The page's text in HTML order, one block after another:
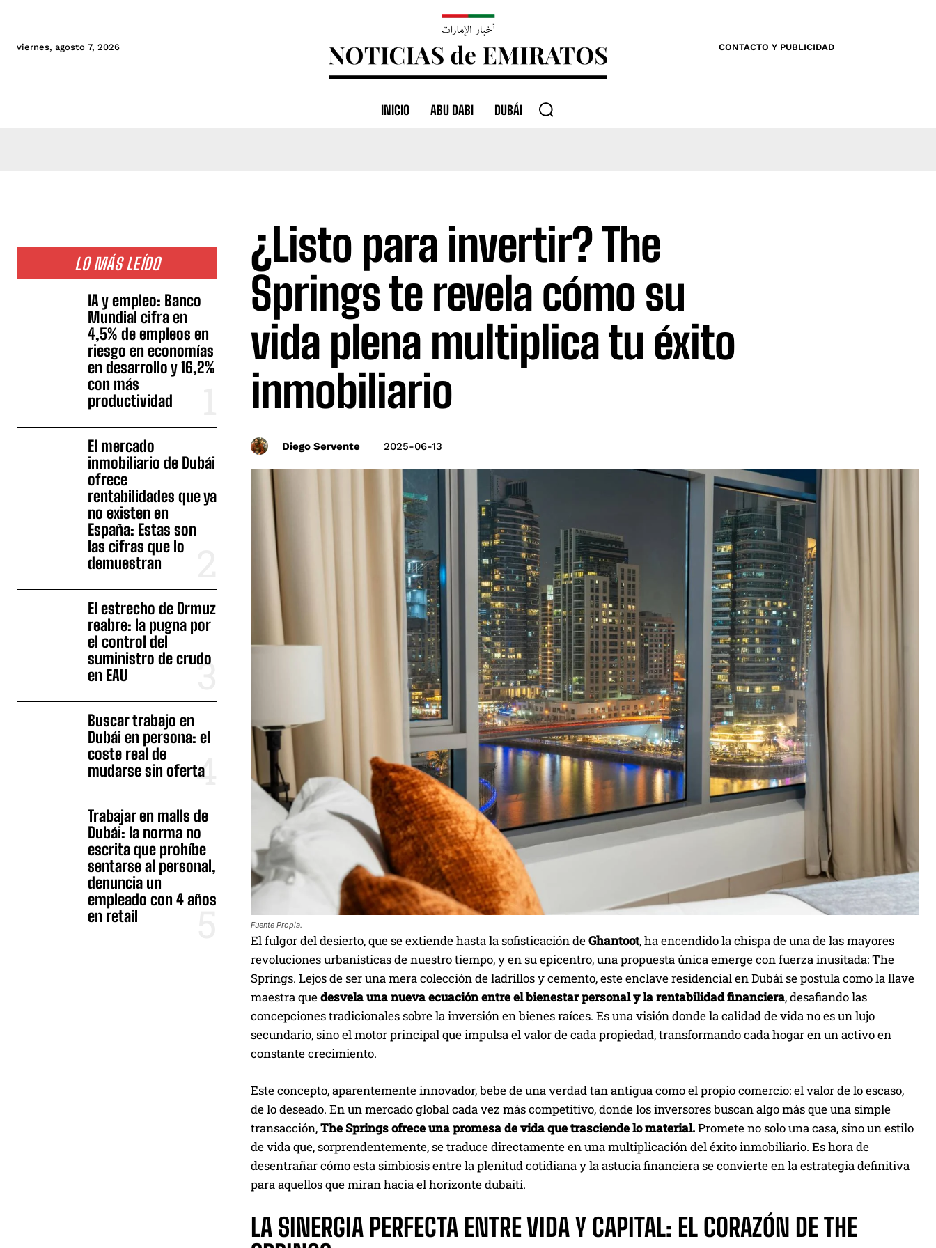
viernes, agosto 7, 2026 CONTACTO Y PUBLICIDAD
INICIO ABU DABI DUBÁI
LO MÁS LEÍDO
IA y empleo: Banco
Mundial cifra en
4,5% de empleos en
riesgo en economías
en desarrollo y 16,2%
con más
productividad
El mercado
inmobiliario de Dubái
ofrece
rentabilidades que ya
no existen en
España: Estas son
las cifras que lo
demuestran
El estrecho de Ormuz
reabre: la pugna por
el control del
suministro de crudo
en EAU
Buscar trabajo en
Dubái en persona: el
coste real de
mudarse sin oferta
Trabajar en malls de
Dubái: la norma no
escrita que prohíbe
sentarse al personal,
denuncia un
empleado con 4 años
en retail
¿Listo para invertir? The
Springs te revela cómo su
vida plena multiplica tu éxito
inmobiliario
Diego Servente 2025-06-13
Fuente Propia.
El fulgor del desierto, que se extiende hasta la sofisticación deGhantoot, ha encendido la chispa de una de las mayores
revoluciones urbanísticas de nuestro tiempo, y en su epicentro, una propuesta única emerge con fuerza inusitada: The
Springs. Lejos de ser una mera colección de ladrillos y cemento, este enclave residencial en Dubái se postula como la llave
maestra quedesvela una nueva ecuación entre el bienestar personal y la rentabilidad financiera, desafiando las
concepciones tradicionales sobre la inversión en bienes raíces. Es una visión donde la calidad de vida no es un lujo
secundario, sino el motor principal que impulsa el valor de cada propiedad, transformando cada hogar en un activo en
constante crecimiento.
Este concepto, aparentemente innovador, bebe de una verdad tan antigua como el propio comercio: el valor de lo escaso,
de lo deseado. En un mercado global cada vez más competitivo, donde los inversores buscan algo más que una simple
transacción,The Springs ofrece una promesa de vida que trasciende lo material.Promete no solo una casa, sino un estilo
de vida que, sorprendentemente, se traduce directamente en una multiplicación del éxito inmobiliario. Es hora de
desentrañar cómo esta simbiosis entre la plenitud cotidiana y la astucia financiera se convierte en la estrategia definitiva
para aquellos que miran hacia el horizonte dubaití.
LA SINERGIA PERFECTA ENTRE VIDA Y CAPITAL: EL CORAZÓN DE THE